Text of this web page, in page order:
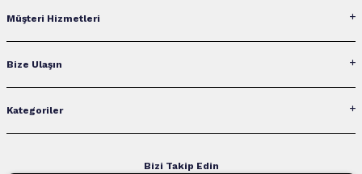
Müşteri Hizmetleri
Bize Ulaşın
Kategoriler
Bizi Takip Edin